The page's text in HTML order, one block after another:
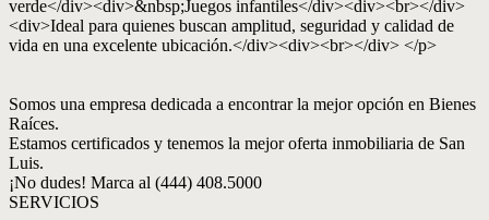
verde</div><div>&nbsp;Juegos infantiles</div><div><br></div>
<div>Ideal para quienes buscan amplitud, seguridad y calidad de
vida en una excelente ubicación.</div><div><br></div> </p>
Somos una empresa dedicada a encontrar la mejor opción en Bienes
Raíces.
Estamos certificados y tenemos la mejor oferta inmobiliaria de San
Luis.
¡No dudes! Marca al (444) 408.5000
SERVICIOS